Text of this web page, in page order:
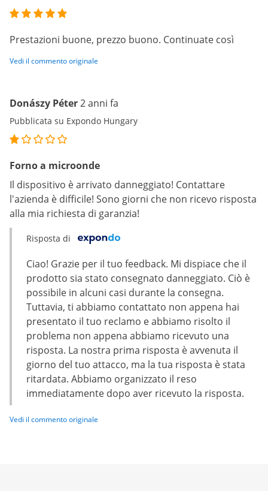
Prestazioni buone, prezzo buono. Continuate così
Vedi il commento originale
Donászy Péter2 anni fa
Pubblicata su Expondo Hungary
Forno a microonde
Il dispositivo è arrivato danneggiato! Contattare
l'azienda è difficile! Sono giorni che non ricevo risposta
alla mia richiesta di garanzia!
Risposta di
Ciao! Grazie per il tuo feedback. Mi dispiace che il
prodotto sia stato consegnato danneggiato. Ciò è
possibile in alcuni casi durante la consegna.
Tuttavia, ti abbiamo contattato non appena hai
presentato il tuo reclamo e abbiamo risolto il
problema non appena abbiamo ricevuto una
risposta. La nostra prima risposta è avvenuta il
giorno del tuo attacco, ma la tua risposta è stata
ritardata. Abbiamo organizzato il reso
immediatamente dopo aver ricevuto la risposta.
Vedi il commento originale